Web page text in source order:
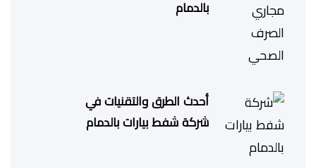
بالدمام
أحدث الطرق والتقنيات في
شركة شفط بيارات بالدمام